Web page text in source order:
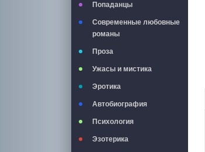
Попаданцы
Современные любовные
романы
Проза
Ужасы и мистика
Эротика
Автобиография
Психология
Эзотерика